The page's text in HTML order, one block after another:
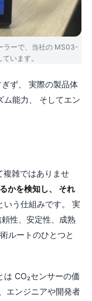
ラーで、当社の MS03-
います。
ず、 実際の製品体
ム能力、 そしてエン
複雑ではありませ
かを検知し、 それ
いう仕組みです。 実
性、安定性、成熟
ルートのひとつと
CO₂センサーの価
エンジニアや開発者